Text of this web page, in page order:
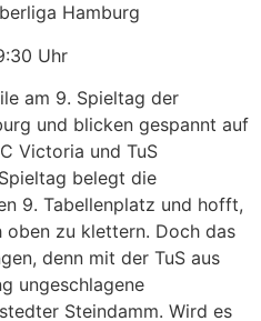
Hamburg
Uhr
am 9. Spieltag der
und blicken gespannt auf
Victoria und TuS
belegt die
9. Tabellenplatz und hofft,
oben zu klettern. Doch das
denn mit der TuS aus
ungeschlagene
Steindamm. Wird es